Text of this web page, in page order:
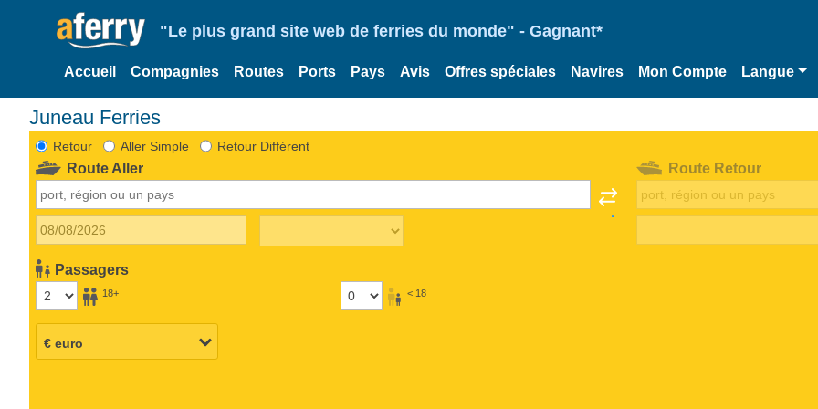
"Le plus grand site web de ferries du monde" - Gagnant*
Accueil Compagnies Routes Ports Pays Avis Offres spéciales Navires Mon Compte Langue
Juneau Ferries
Retour Aller Simple Retour Différent
Route Aller
Passagers
18+ < 18
Route Retour